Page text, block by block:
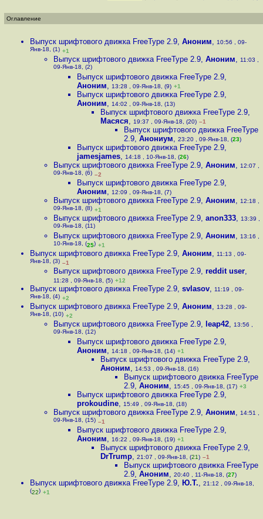
Оглавление
Выпуск шрифтового движка FreeType 2.9, Аноним, 10:56 , 09-
Янв-18, (1) +1
Выпуск шрифтового движка FreeType 2.9, Аноним, 11:03 ,
09-Янв-18, (2)
Выпуск шрифтового движка FreeType 2.9,
Аноним, 13:28 , 09-Янв-18, (9) +1
Выпуск шрифтового движка FreeType 2.9,
Аноним, 14:02 , 09-Янв-18, (13)
Выпуск шрифтового движка FreeType 2.9,
Масяся, 19:37 , 09-Янв-18, (20) –1
Выпуск шрифтового движка FreeType
2.9, Анониум, 23:20 , 09-Янв-18, (23)
Выпуск шрифтового движка FreeType 2.9,
jamesjames, 14:18 , 10-Янв-18, (26)
Выпуск шрифтового движка FreeType 2.9, Аноним, 12:07 ,
09-Янв-18, (6) –2
Выпуск шрифтового движка FreeType 2.9,
Аноним, 12:09 , 09-Янв-18, (7)
Выпуск шрифтового движка FreeType 2.9, Аноним, 12:18 ,
09-Янв-18, (8) +1
Выпуск шрифтового движка FreeType 2.9, anon333, 13:39 ,
09-Янв-18, (11)
Выпуск шрифтового движка FreeType 2.9, Аноним, 13:16 ,
10-Янв-18, (25) +1
Выпуск шрифтового движка FreeType 2.9, Аноним, 11:13 , 09-
Янв-18, (3) –1
Выпуск шрифтового движка FreeType 2.9, reddit user,
11:28 , 09-Янв-18, (5) +12
Выпуск шрифтового движка FreeType 2.9, svlasov, 11:19 , 09-
Янв-18, (4) +2
Выпуск шрифтового движка FreeType 2.9, Аноним, 13:28 , 09-
Янв-18, (10) +2
Выпуск шрифтового движка FreeType 2.9, leap42, 13:56 ,
09-Янв-18, (12)
Выпуск шрифтового движка FreeType 2.9,
Аноним, 14:18 , 09-Янв-18, (14) +1
Выпуск шрифтового движка FreeType 2.9,
Аноним, 14:53 , 09-Янв-18, (16)
Выпуск шрифтового движка FreeType
2.9, Аноним, 15:45 , 09-Янв-18, (17) +3
Выпуск шрифтового движка FreeType 2.9,
prokoudine, 15:49 , 09-Янв-18, (18)
Выпуск шрифтового движка FreeType 2.9, Аноним, 14:51 ,
09-Янв-18, (15) –1
Выпуск шрифтового движка FreeType 2.9,
Аноним, 16:22 , 09-Янв-18, (19) +1
Выпуск шрифтового движка FreeType 2.9,
DrTrump, 21:07 , 09-Янв-18, (21) –1
Выпуск шрифтового движка FreeType
2.9, Аноним, 20:40 , 11-Янв-18, (27)
Выпуск шрифтового движка FreeType 2.9, Ю.Т., 21:12 , 09-Янв-18,
(22) +1